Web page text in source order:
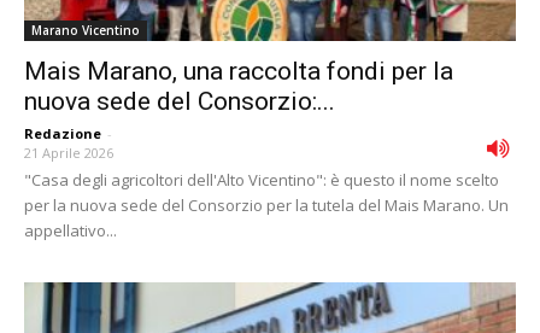
Marano Vicentino
Mais Marano, una raccolta fondi per la
nuova sede del Consorzio:...
Redazione -
21 Aprile 2026
"Casa degli agricoltori dell'Alto Vicentino": è questo il nome scelto
per la nuova sede del Consorzio per la tutela del Mais Marano. Un
appellativo...